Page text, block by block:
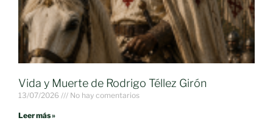
Vida y Muerte de Rodrigo Téllez Girón
13/07/2026 No hay comentarios
Leer más »